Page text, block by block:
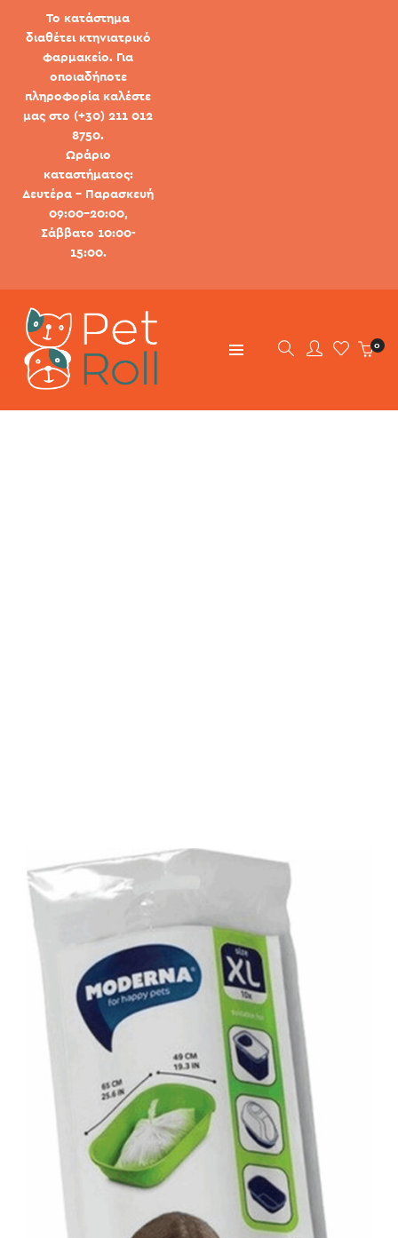
Το κατάστημα
διαθέτει κτηνιατρικό
φαρμακείο. Για
οποιαδήποτε
πληροφορία καλέστε
μας στο (+30) 211 012
8750.
Ωράριο
καταστήματος:
Δευτέρα - Παρασκευή
09:00-20:00,
Σάββατο 10:00-
15:00.
0